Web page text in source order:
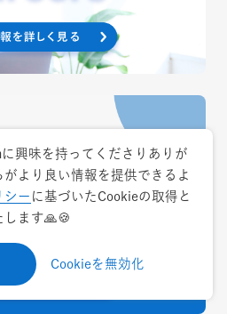
興味を持ってくださりありが
より良い情報を提供できるよ
シー に基づいたCookieの取得と
ます🙏🍪
Cookieを無効化